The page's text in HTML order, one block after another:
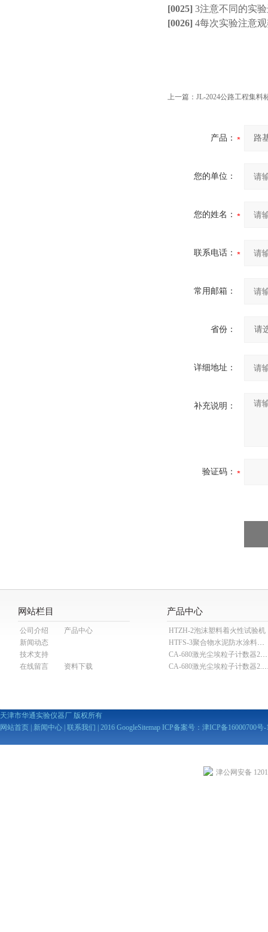
[0025] 3注意不同的实
[0026] 4每次实验注意
上一篇： JL-2024公路工程集料
产品：
您的单位：
您的姓名：
联系电话：
常用邮箱：
省份：
详细地址：
补充说明：
验证码：
网站栏目
公司介绍
产品中心
新闻动态
技术支持
在线留言
资料下载
产品中心
HTZH-2泡沫塑料着火性试验机
HTFS-3聚合物水泥防水涂料分散机
CA-680激光尘埃粒子计数器28.3L
CA-680激光尘埃粒子
天津市华通实验仪器厂 版权所有
网站首页
新闻中心 联系我们 | 2016 GoogleSitemap ICP备案号： 津ICP备16000700号-
津公网安备